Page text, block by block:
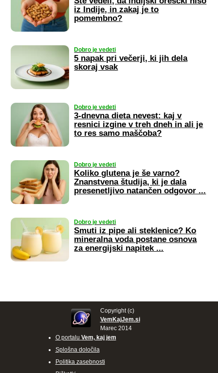
iz Indije, in zakaj je to
pomembno?
Dobro je vedeti
5 napak pri večerji, ki jih dela
skoraj vsak
Dobro je vedeti
3-dnevna dieta nevest: kaj v
resnici izgine v treh dneh in ali je
to res samo maščoba?
Dobro je vedeti
Koliko glutena je še varno?
Znanstvena študija, ki je dala
presenetljivo natančen odgovor ...
Dobro je vedeti
Smuti iz pipe ali steklenice? Ko
mineralna voda postane osnova
za energijski napitek ...
Copyright (c)
VemKajJem.si
Marec 2014
O portalu Vem, kaj jem
Splošna določila
Politika zasebnosti